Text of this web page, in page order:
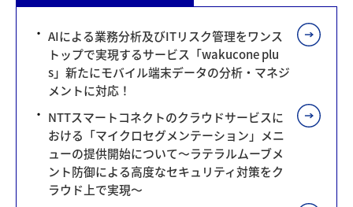
AIによる業務分析及びITリスク管理をワンス
トップで実現するサービス「wakucone plu
s」新たにモバイル端末データの分析・マネジ
メントに対応！
NTTスマートコネクトのクラウドサービスに
おける「マイクロセグメンテーション」メニ
ューの提供開始について～ラテラルムーブメ
ント防御による高度なセキュリティ対策をク
ラウド上で実現～